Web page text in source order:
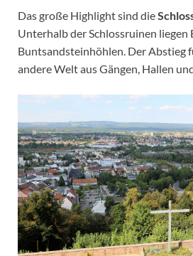
Das große Highlight sind die
Unterhalb der Schlossruinen liegen
Buntsandsteinhöhlen. Der Abstieg
andere Welt aus Gängen, Hallen